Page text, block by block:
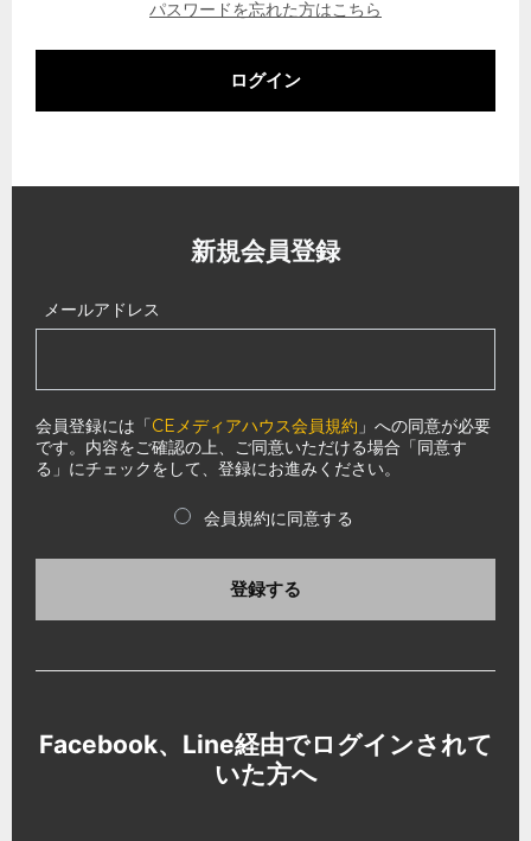
パスワードを忘れた方はこちら
ログイン
新規会員登録
メールアドレス
会員登録には「CEメディアハウス会員規約 」への同意が必要
です。内容をご確認の上、ご同意いただける場合「同意す
る」にチェックをして、登録にお進みください。
会員規約に同意する
登録する
Facebook、Line経由でログインされて
いた方へ